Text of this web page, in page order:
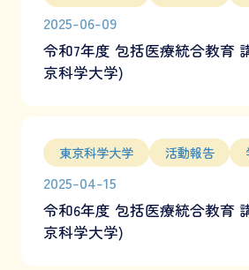
2025-06-09
令和7年度 包括医療統合教育
京科学大学)
2025-04-15
東京科学大学 活動報告
令和6年度 包括医療統合教育
京科学大学)